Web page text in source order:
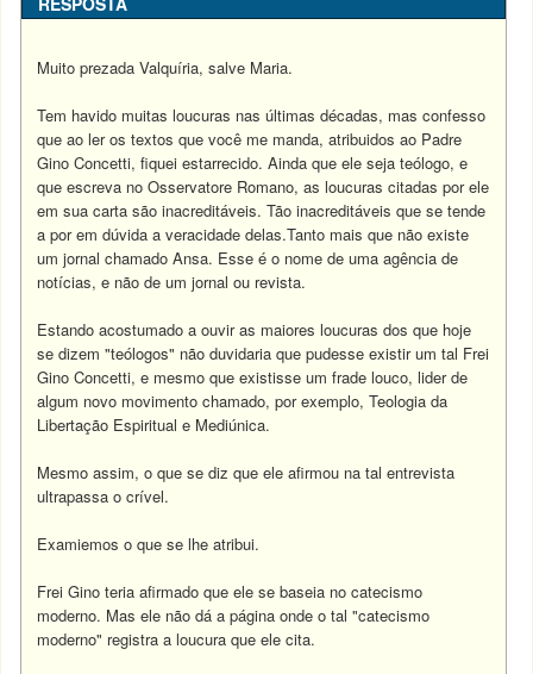
Muito prezada Valquíria, salve Maria.
Tem havido muitas loucuras nas últimas décadas, mas confesso
que ao ler os textos que você me manda, atribuidos ao Padre
Gino Concetti, fiquei estarrecido. Ainda que ele seja teólogo, e
que escreva no Osservatore Romano, as loucuras citadas por ele
em sua carta são inacreditáveis. Tão inacreditáveis que se tende
a por em dúvida a veracidade delas.Tanto mais que não existe
um jornal chamado Ansa. Esse é o nome de uma agência de
notícias, e não de um jornal ou revista.
Estando acostumado a ouvir as maiores loucuras dos que hoje
se dizem "teólogos" não duvidaria que pudesse existir um tal Frei
Gino Concetti, e mesmo que existisse um frade louco, lider de
algum novo movimento chamado, por exemplo, Teologia da
Libertação Espiritual e Mediúnica.
Mesmo assim, o que se diz que ele afirmou na tal entrevista
ultrapassa o crível.
Examiemos o que se lhe atribui.
Frei Gino teria afirmado que ele se baseia no catecismo
moderno. Mas ele não dá a página onde o tal "catecismo
moderno" registra a loucura que ele cita.